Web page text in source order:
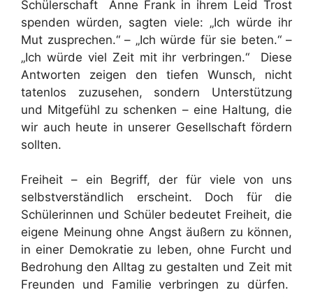
Schülerschaft Anne Frank in ihrem Leid Trost
spenden würden, sagten viele: „Ich würde ihr
Mut zusprechen.“ – „Ich würde für sie beten.“ –
„Ich würde viel Zeit mit ihr verbringen.“ Diese
Antworten zeigen den tiefen Wunsch, nicht
tatenlos zuzusehen, sondern Unterstützung
und Mitgefühl zu schenken – eine Haltung, die
wir auch heute in unserer Gesellschaft fördern
sollten.
Freiheit – ein Begriff, der für viele von uns
selbstverständlich erscheint. Doch für die
Schülerinnen und Schüler bedeutet Freiheit, die
eigene Meinung ohne Angst äußern zu können,
in einer Demokratie zu leben, ohne Furcht und
Bedrohung den Alltag zu gestalten und Zeit mit
Freunden und Familie verbringen zu dürfen.